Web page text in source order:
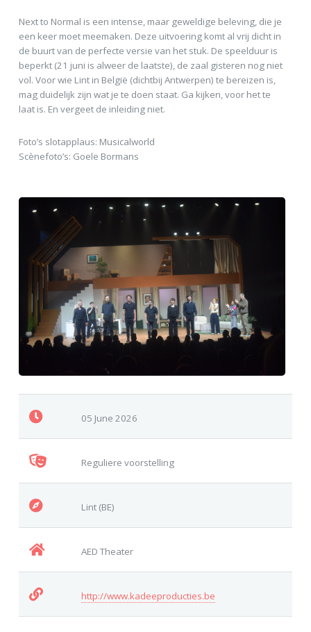
Next to Normal is een intense, maar geweldige beleving, die je
een keer moet meemaken. Deze uitvoering komt al vrij dicht in
de buurt van de perfecte versie van het stuk. De speelduur is
beperkt (21 juni is alweer de laatste), de zaal gisteren nog niet
vol. Voor wie Lint in België (dichtbij Antwerpen) te bereizen is,
mag duidelijk zijn wat je te doen staat. Ga kijken, voor het te
laat is. En vergeet de inleiding niet.
Foto’s slotapplaus: Musicalworld
Scènefoto’s: Goele Bormans
05 June 2026
Reguliere voorstelling
Lint (BE)
AED Theater
http://www.kadeeproducties.be